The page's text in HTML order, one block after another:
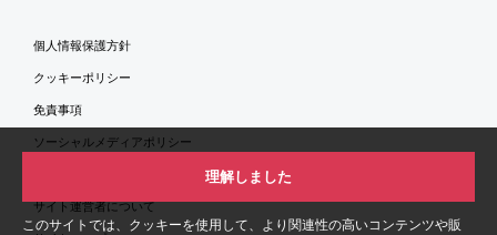
このサイトでは、クッキーを使用して、より関連性の高いコンテンツや販
理解しました
個人情報保護方針
クッキーポリシー
免責事項
ソーシャルメディアポリシー
サイト運営者について